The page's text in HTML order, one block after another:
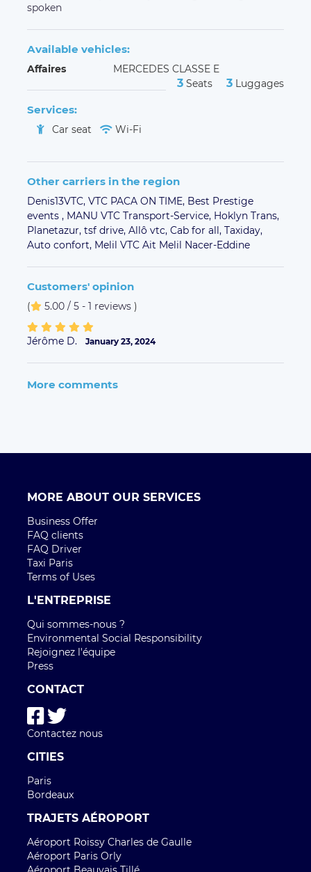
spoken
Available vehicles:
Affaires MERCEDES CLASSE E
3 Seats 3 Luggages
Services:
Car seat Wi-Fi
Other carriers in the region
Denis13VTC, VTC PACA ON TIME, Best Prestige
events , MANU VTC Transport-Service, Hoklyn Trans,
Planetazur, tsf drive, Allô vtc, Cab for all, Taxiday,
Auto confort, Melil VTC Ait Melil Nacer-Eddine
Customers' opinion
( 5.00 / 5 - 1 reviews )
Jérôme D. January 23, 2024
More comments
MORE ABOUT OUR SERVICES
Business Offer
FAQ clients
FAQ Driver
Taxi Paris
Terms of Uses
L'ENTREPRISE
Qui sommes-nous ?
Environmental Social Responsibility
Rejoignez l'équipe
Press
CONTACT
Contactez nous
CITIES
Paris
Bordeaux
TRAJETS AÉROPORT
Aéroport Roissy Charles de Gaulle
Aéroport Paris Orly